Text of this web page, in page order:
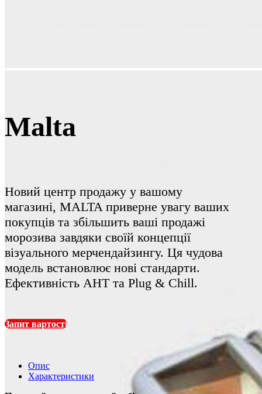
Malta
Новий центр продажу у вашому
магазині, MALTA приверне увагу ваших
покупців та збільшить ваші продажі
морозива завдяки своїй концепції
візуального мерчендайзингу. Ця чудова
модель встановлює нові стандарти.
Ефективність AHT та Plug & Chill.
Запит вартості
Опис
Характеристики